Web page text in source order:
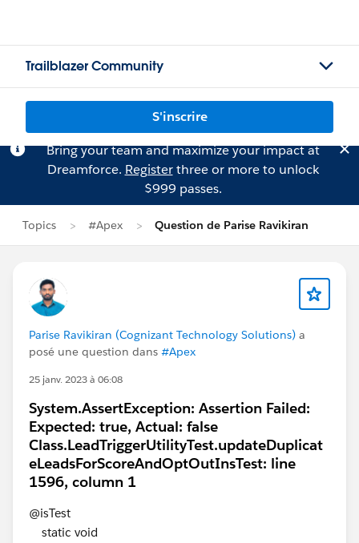
Trailblazer Community
S'inscrire
Bring your team and maximize your impact at
Dreamforce. Registerthree or more to unlock
$999 passes.
Topics #Apex Question de Parise Ravikiran
Parise Ravikiran (Cognizant Technology Solutions) a
posé une question dans #Apex
25 janv. 2023 à 06:08
System.AssertException: Assertion Failed:
Expected: true, Actual: false
Class.LeadTriggerUtilityTest.updateDuplicat
eLeadsForScoreAndOptOutInsTest: line
1596, column 1
@isTest
static void